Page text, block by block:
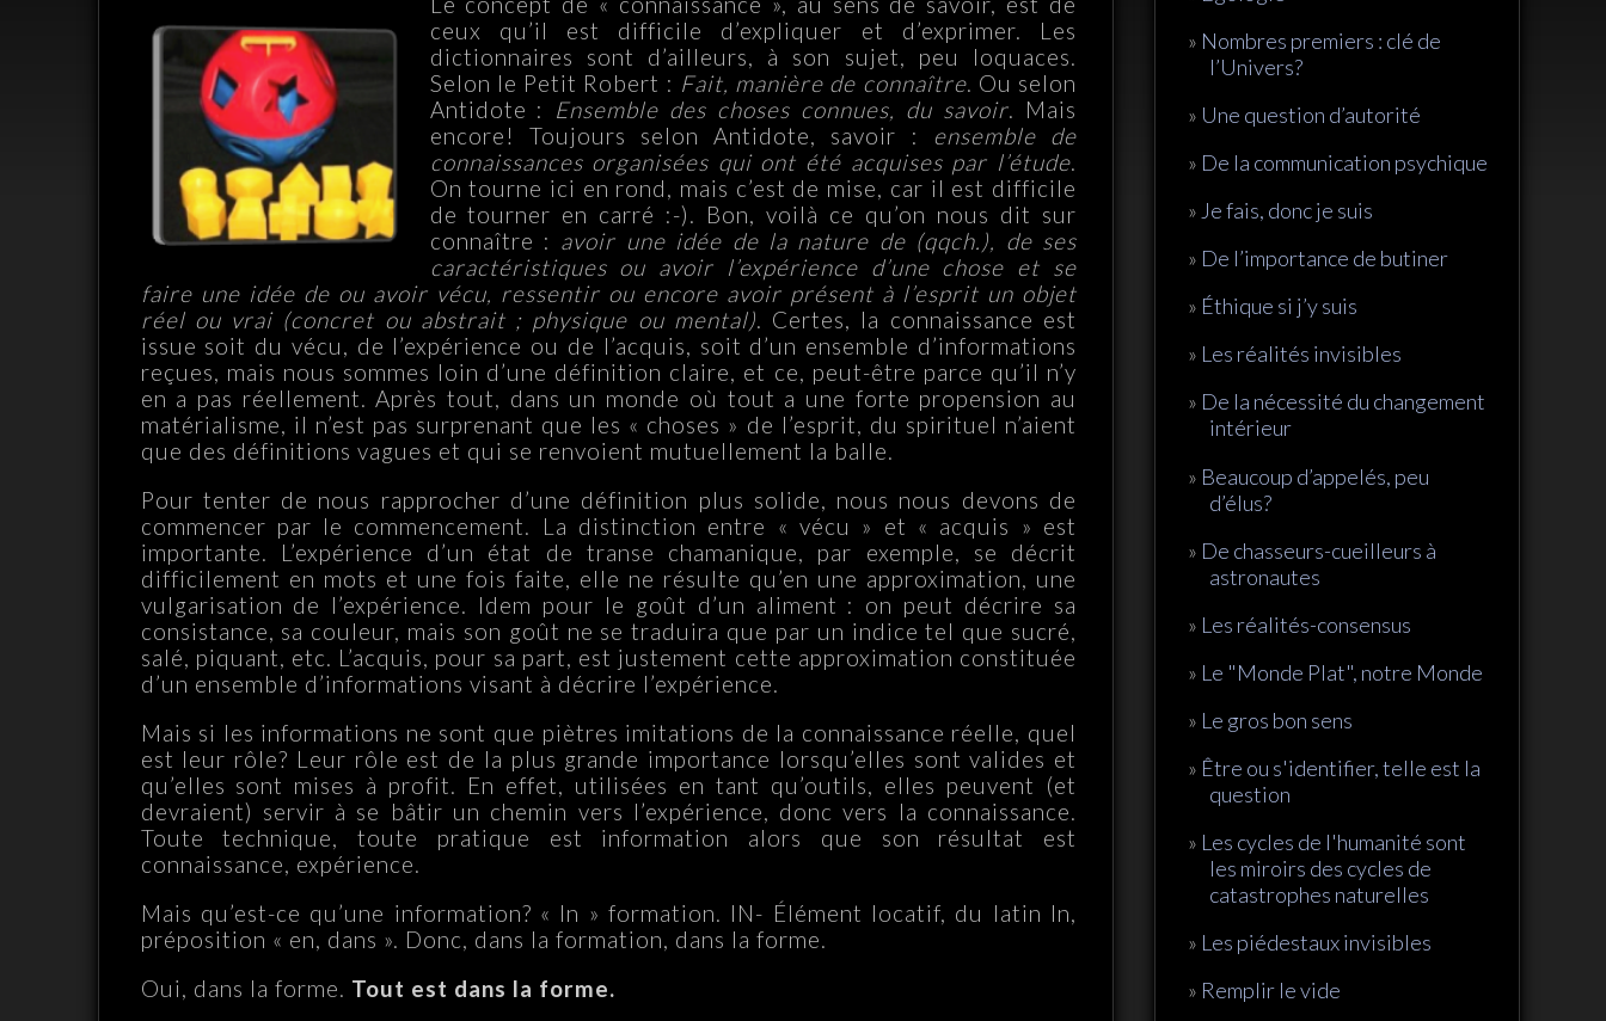
ceux qu’il est difficile d’expliquer et d’exprimer. Les
dictionnaires sont d’ailleurs, à son sujet, peu loquaces.
Selon le Petit Robert : Fait, manière de connaître. Ou selon
Antidote : Ensemble des choses connues, du savoir . Mais
encore! Toujours selon Antidote, savoir : ensemble de
connaissances organisées qui ont été acquises par l’étude
On tourne ici en rond, mais c’est de mise, car il est difficile
de tourner en carré :-). Bon, voilà ce qu’on nous dit sur
connaître : avoir une idée de la nature de (qqch.), de ses
caractéristiques ou avoir l’expérience d’une chose et se
faire une idée de ou avoir vécu, ressentir ou encore avoir présent à l’esprit un objet
réel ou vrai (concret ou abstrait ; physique ou mental) . Certes, la connaissance est
issue soit du vécu, de l’expérience ou de l’acquis, soit d’un ensemble d’informations
reçues, mais nous sommes loin d’une définition claire, et ce, peut-être parce qu’il n’y
en a pas réellement. Après tout, dans un monde où tout a une forte propension au
matérialisme, il n’est pas surprenant que les « choses » de l’esprit, du spirituel n’aient
que des définitions vagues et qui se renvoient mutuellement la balle.
Pour tenter de nous rapprocher d’une définition plus solide, nous nous devons de
commencer par le commencement. La distinction entre « vécu » et « acquis » est
importante. L’expérience d’un état de transe chamanique, par exemple, se décrit
difficilement en mots et une fois faite, elle ne résulte qu’en une approximation, une
vulgarisation de l’expérience. Idem pour le goût d’un aliment : on peut décrire sa
consistance, sa couleur, mais son goût ne se traduira que par un indice tel que sucré,
salé, piquant, etc. L’acquis, pour sa part, est justement cette approximation constituée
d’un ensemble d’informations visant à décrire l’expérience.
Mais si les informations ne sont que piètres imitations de la connaissance réelle, quel
est leur rôle? Leur rôle est de la plus grande importance lorsqu’elles sont valides et
qu’elles sont mises à profit. En effet, utilisées en tant qu’outils, elles peuvent (et
devraient) servir à se bâtir un chemin vers l’expérience, donc vers la connaissance.
Toute technique, toute pratique est information alors que son résultat est
connaissance, expérience.
Mais qu’est-ce qu’une information? « In » formation. IN- Élément locatif, du latin In,
préposition « en, dans ». Donc, dans la formation, dans la forme.
Oui, dans la forme. Tout est dans la forme.
Nombres premiers : clé de
l’Univers?
Une question d’autorité
De la communication psychique
Je fais, donc je suis
De l’importance de butiner
Éthique si j’y suis
Les réalités invisibles
De la nécessité du changement
intérieur
Beaucoup d’appelés, peu
d’élus?
De chasseurs-cueilleurs à
astronautes
Les réalités-consensus
Le "Monde Plat", notre Monde
Le gros bon sens
Être ou s'identifier, telle est la
question
Les cycles de l'humanité sont
les miroirs des cycles de
catastrophes naturelles
Les piédestaux invisibles
Remplir le vide